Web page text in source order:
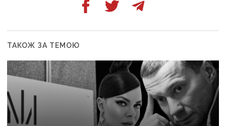
ТАКОЖ ЗА ТЕМОЮ